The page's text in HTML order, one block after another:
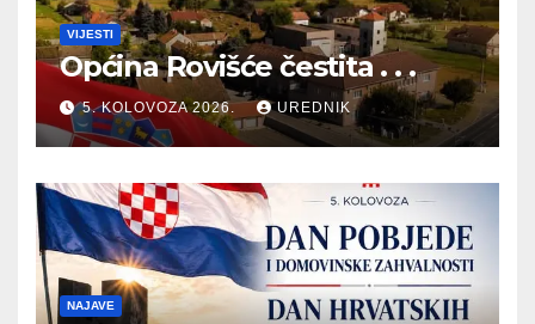
VIJESTI
Općina Rovišće čestita . . .
5. KOLOVOZA 2026. UREDNIK
NAJAVE